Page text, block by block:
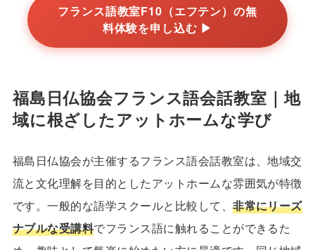
フランス語教室F10（エフテン）の無
料体験を申し込む ▶
福島日仏協会フランス語会話教室｜地
域に根ざしたアットホームな学び
福島日仏協会が主催するフランス語会話教室は、地域交
流と文化理解を目的としたアットホームな雰囲気が特徴
です。一般的な語学スクールと比較して、非常にリーズ
ナブルな受講料でフランス語に触れることができるた